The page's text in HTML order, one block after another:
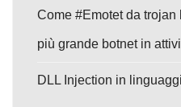
Come #Emotet da
più grande botnet in
DLL Injection in